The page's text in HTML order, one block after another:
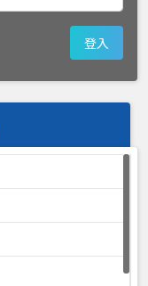
登入